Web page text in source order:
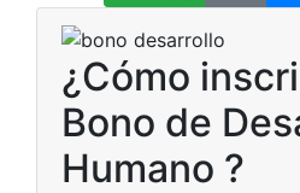
¿Cómo
Bono de
Humano ?